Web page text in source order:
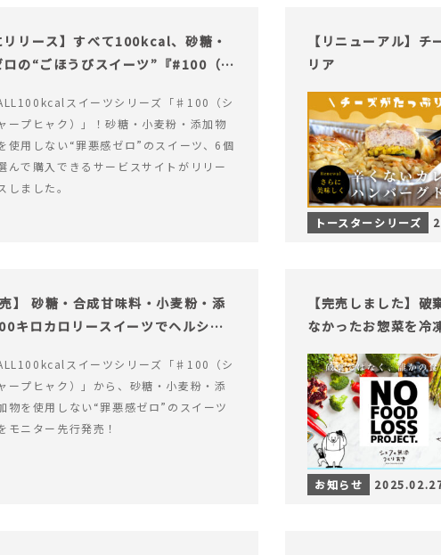
リリース】すべて100kcal、砂糖・
の“ごほうびスイーツ”『#100（シ
スイーツシリーズ「♯100（シ
ープヒャク）」！砂糖・小麦粉・添加物
使用しない“罪悪感ゼロ”のスイーツ、6個
んで購入できるサービスサイトがリリー
しました。
【リニューアル】
リア
トースターシリーズ
】 砂糖・合成甘味料・小麦粉・添
キロカロリースイーツでヘルシー
スイーツシリーズ「♯100（シ
ープヒャク）」から、砂糖・小麦粉・添
物を使用しない“罪悪感ゼロ”のスイーツ
モニター先行発売！
【完売しました】
なかったお惣菜を冷
お知らせ